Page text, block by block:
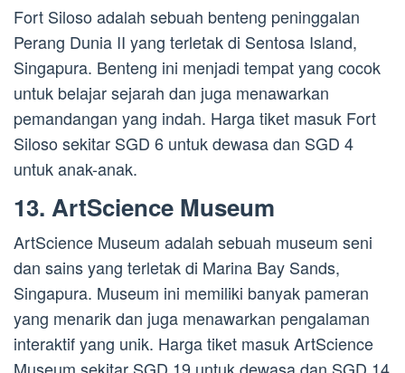
Fort Siloso adalah sebuah benteng peninggalan
Perang Dunia II yang terletak di Sentosa Island,
Singapura. Benteng ini menjadi tempat yang cocok
untuk belajar sejarah dan juga menawarkan
pemandangan yang indah. Harga tiket masuk Fort
Siloso sekitar SGD 6 untuk dewasa dan SGD 4
untuk anak-anak.
13. ArtScience Museum
ArtScience Museum adalah sebuah museum seni
dan sains yang terletak di Marina Bay Sands,
Singapura. Museum ini memiliki banyak pameran
yang menarik dan juga menawarkan pengalaman
interaktif yang unik. Harga tiket masuk ArtScience